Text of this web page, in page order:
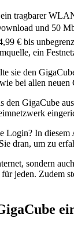
tragbarer
und 50
€ bis
ein
sie den
bei allen
GigaCube
Login? In
dran, um zu
sondern
jeden.